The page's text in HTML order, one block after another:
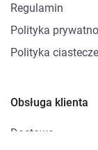
Regulamin
Polityka
Polityka
Obsługa klienta
Dostawa